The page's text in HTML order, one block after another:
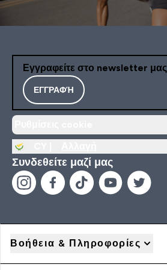
Εγγραφείτε στο newsletter μας
ΕΓΓΡΑΦΉ
Συνδεθείτε μαζί μας
Βοήθεια & Πληροφορίες